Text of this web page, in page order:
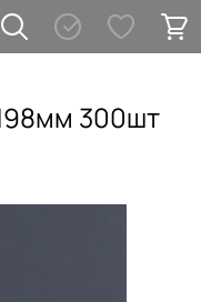
300шт